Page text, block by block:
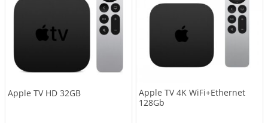
Apple TV HD 32GB
Apple TV 4K WiFi+Ethernet
128Gb